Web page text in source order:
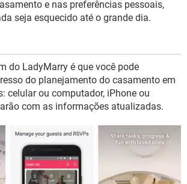
e nas preferências pessoais,
seja esquecido até o grande dia.
do LadyMarry é que você pode
do planejamento do casamento em
celular ou computador, iPhone ou
com as informações atualizadas.